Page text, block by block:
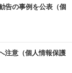
告の事例を公表（個
注意（個人情報保護